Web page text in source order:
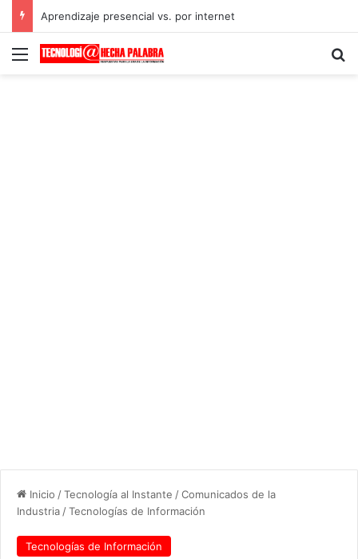
Aprendizaje presencial vs. por internet
Menú
Inicio /Tecnología al Instante /Comunicados de la
Industria /Tecnologías de Información
Tecnologías de Información